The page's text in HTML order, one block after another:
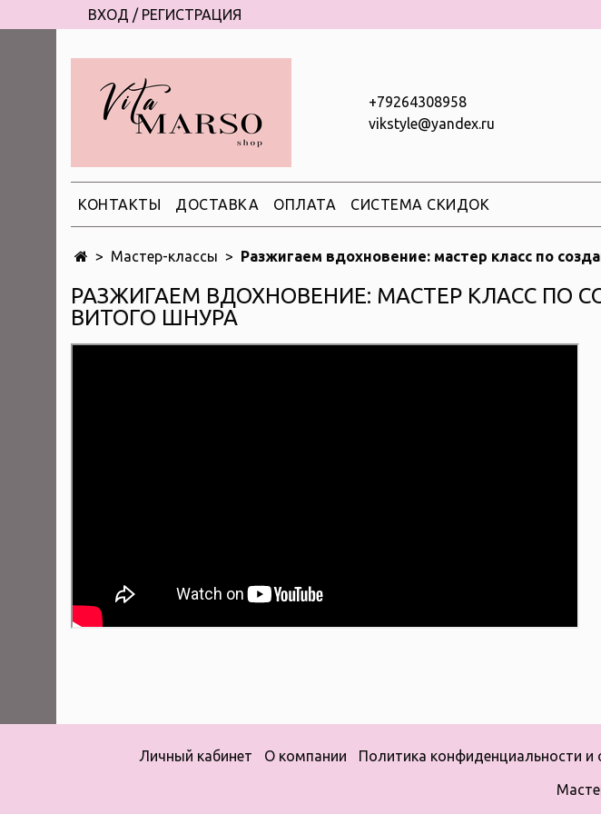
ВХОД / РЕГИСТРАЦИЯ
+79264308958
vikstyle@yandex.ru
КОНТАКТЫ ДОСТАВКА ОПЛАТА СИСТЕМА СКИДОК
Мастер-классы Разжигаем вдохновение: мастер класс по
РАЗЖИГАЕМ ВДОХНОВЕНИЕ: МАСТЕР КЛАСС ПО
ВИТОГО ШНУРА
Личный кабинет О компании Политика конфиденциальности и